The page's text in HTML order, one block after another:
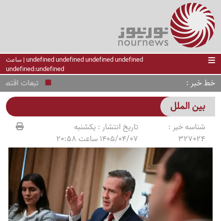
undefined undefined undefined undefined | ساعت
undefined:undefined
خط خبر تبعات اقتصادی
بین الملل
شناسه خبر :
327024
تاریخ انتشار :یکشنبه
1405/04/07 ساعت 20:58